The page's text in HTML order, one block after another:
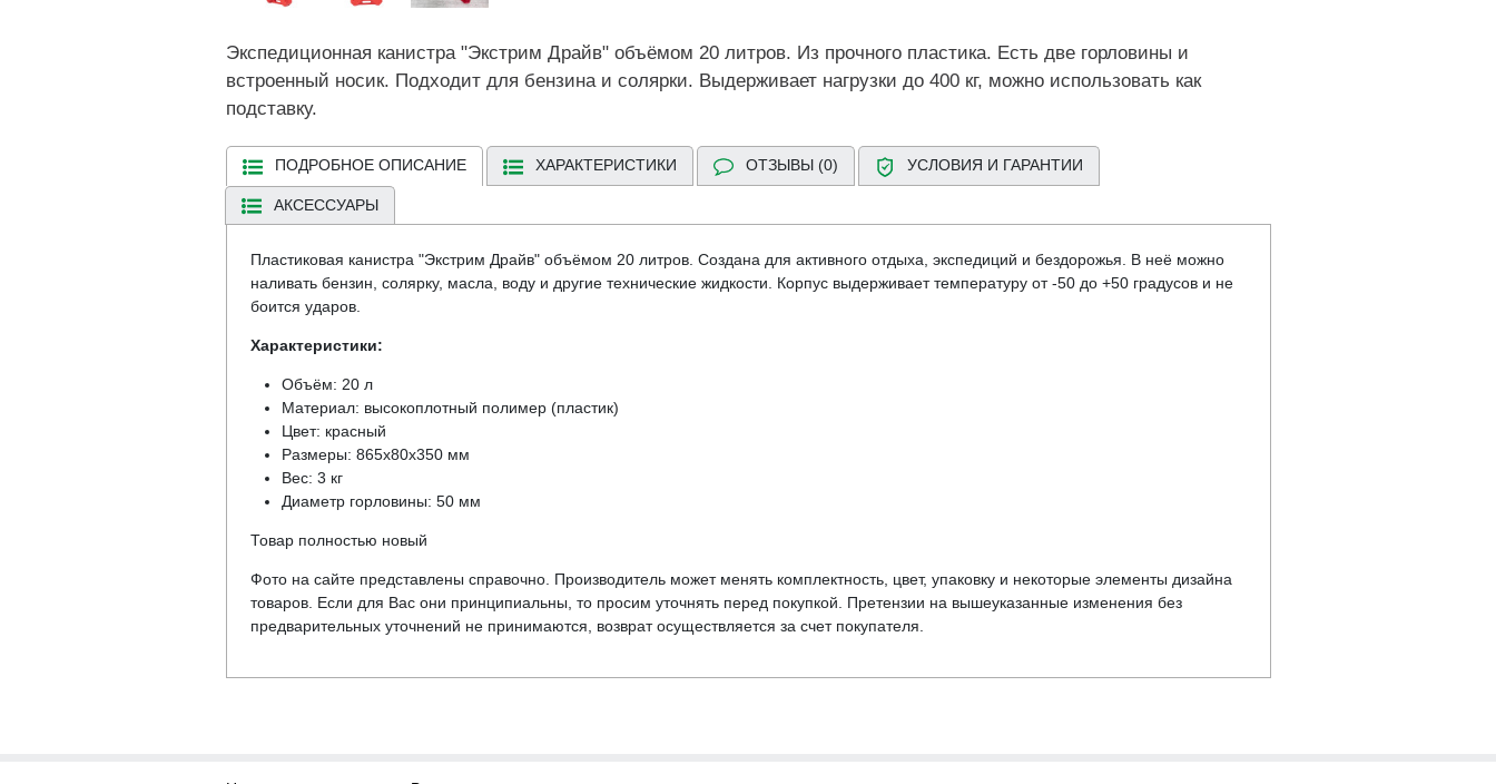
Экспедиционная канистра "Экстрим Драйв" объёмом 20 литров. Из прочного пластика. Есть две горловины и
встроенный носик. Подходит для бензина и солярки. Выдерживает нагрузки до 400 кг, можно использовать как
подставку.
ПОДРОБНОЕ ОПИСАНИЕ ХАРАКТЕРИСТИКИ ОТЗЫВЫ (0) УСЛОВИЯ И ГАРАНТИИ
АКСЕССУАРЫ
Пластиковая канистра "Экстрим Драйв" объёмом 20 литров. Создана для активного отдыха, экспедиций и бездорожья. В неё можно
наливать бензин, солярку, масла, воду и другие технические жидкости. Корпус выдерживает температуру от -50 до +50 градусов и не
боится ударов.
Характеристики:
Объём: 20 л
Материал: высокоплотный полимер (пластик)
Цвет: красный
Размеры: 865x80x350 мм
Вес: 3 кг
Диаметр горловины: 50 мм
Товар полностью новый
Фото на сайте представлены справочно. Производитель может менять комплектность, цвет, упаковку и некоторые элементы дизайна
товаров. Если для Вас они принципиальны, то просим уточнять перед покупкой. Претензии на вышеуказанные изменения без
предварительных уточнений не принимаются, возврат осуществляется за счет покупателя.